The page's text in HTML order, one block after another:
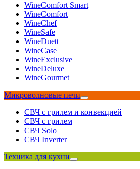
WineComfort Smart
WineComfort
WineChef
WineSafe
WineDuett
WineCase
WineExclusive
WineDeluxe
WineGourmet
Микроволновые печи
СВЧ с грилем и конвекцией
СВЧ с грилем
СВЧ Solo
СВЧ Inverter
Техника для кухни